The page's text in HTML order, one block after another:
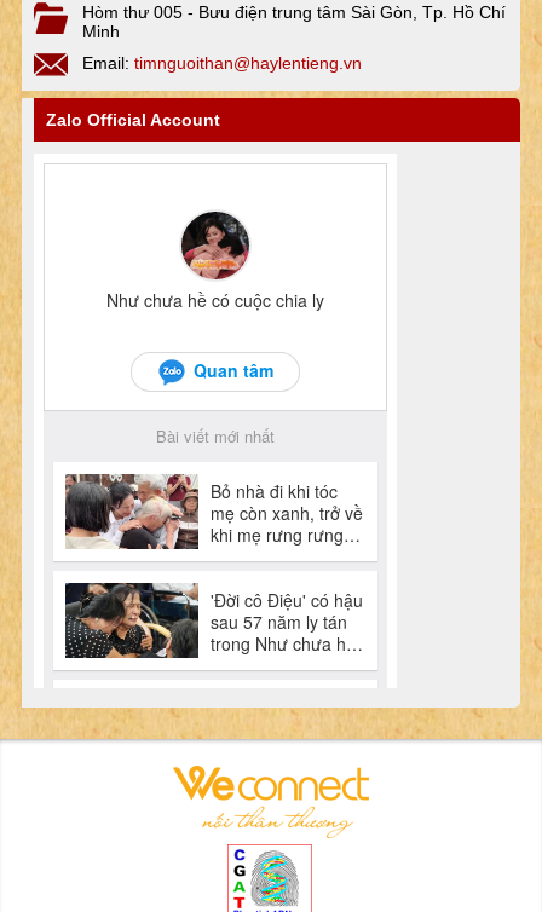
Hòm thư 005 - Bưu điện trung tâm Sài Gòn, Tp. Hồ Chí
Minh
Email: timnguoithan@haylentieng.vn
Zalo Official Account